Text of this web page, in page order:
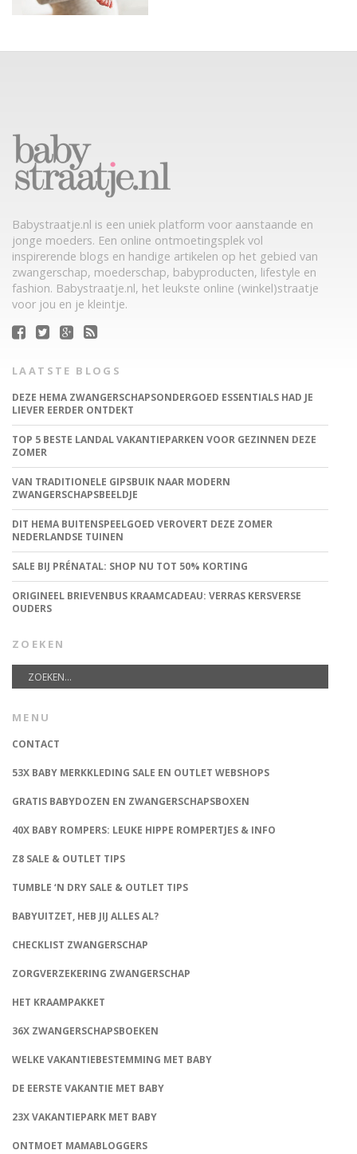
Babystraatje.nl is een uniek platform voor aanstaande en
jonge moeders. Een online ontmoetingsplek vol
inspirerende blogs en handige artikelen op het gebied van
zwangerschap, moederschap, babyproducten, lifestyle en
fashion. Babystraatje.nl, het leukste online (winkel)straatje
voor jou en je kleintje.
LAATSTE BLOGS
DEZE HEMA ZWANGERSCHAPSONDERGOED ESSENTIALS HAD JE
LIEVER EERDER ONTDEKT
TOP 5 BESTE LANDAL VAKANTIEPARKEN VOOR GEZINNEN DEZE
ZOMER
VAN TRADITIONELE GIPSBUIK NAAR MODERN
ZWANGERSCHAPSBEELDJE
DIT HEMA BUITENSPEELGOED VEROVERT DEZE ZOMER
NEDERLANDSE TUINEN
SALE BIJ PRÉNATAL: SHOP NU TOT 50% KORTING
ORIGINEEL BRIEVENBUS KRAAMCADEAU: VERRAS KERSVERSE
OUDERS
ZOEKEN
MENU
CONTACT
53X BABY MERKKLEDING SALE EN OUTLET WEBSHOPS
GRATIS BABYDOZEN EN ZWANGERSCHAPSBOXEN
40X BABY ROMPERS: LEUKE HIPPE ROMPERTJES & INFO
Z8 SALE & OUTLET TIPS
TUMBLE ‘N DRY SALE & OUTLET TIPS
BABYUITZET, HEB JIJ ALLES AL?
CHECKLIST ZWANGERSCHAP
ZORGVERZEKERING ZWANGERSCHAP
HET KRAAMPAKKET
36X ZWANGERSCHAPSBOEKEN
WELKE VAKANTIEBESTEMMING MET BABY
DE EERSTE VAKANTIE MET BABY
23X VAKANTIEPARK MET BABY
ONTMOET MAMABLOGGERS